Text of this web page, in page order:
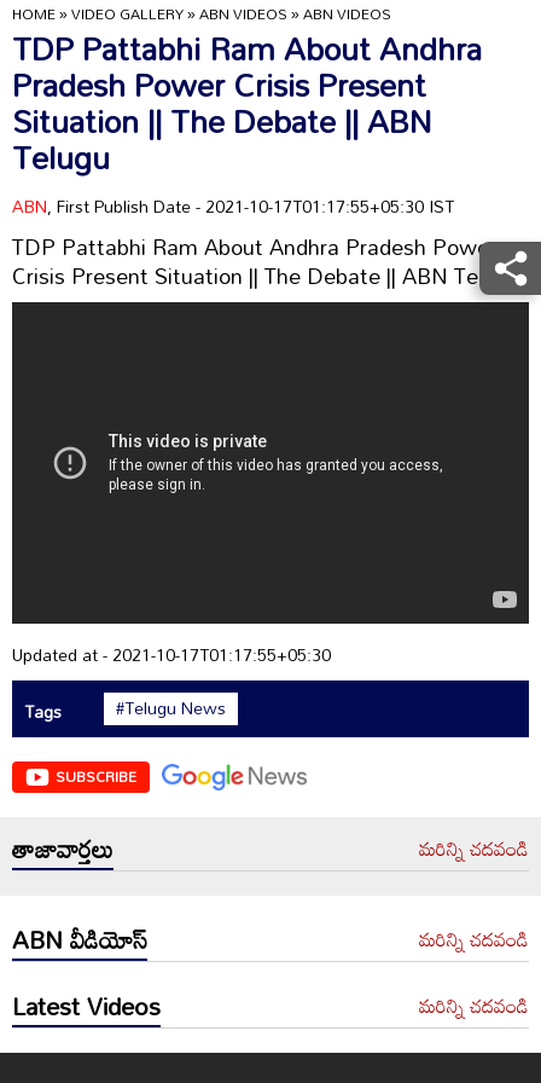
HOME»VIDEO GALLERY»ABN VIDEOS»ABN VIDEOS
TDP Pattabhi Ram About Andhra
Pradesh Power Crisis Present
Situation || The Debate || ABN
Telugu
ABN, First Publish Date - 2021-10-17T01:17:55+05:30 IST
TDP Pattabhi Ram About Andhra Pradesh Power
Crisis Present Situation || The Debate || ABN Telugu
Updated at - 2021-10-17T01:17:55+05:30
Tags
#Telugu News
SUBSCRIBE
తాజావార్తలు మరిన్ని చదవండి
ABN వీడియోస్ మరిన్ని చదవండి
Latest Videos మరిన్ని చదవండి